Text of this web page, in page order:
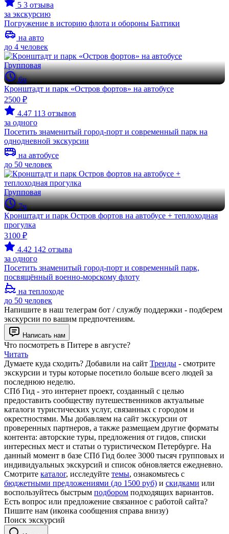
5 3 отзыва
за экскурсию
Погружение в историю флота и обороны Балтики
на авто
до 4 человек
Групповая
6ч
Кронштадт и парк «Остров фортов» на автобусе
2500 ₽
4.47 113 отзывов
за одного
Посетить знаменитый город-порт и современный парк на
однодневной экскурсии
на автобусе
до 50 человек
Групповая
7ч
Кронштадт и парк Остров фортов на автобусе + теплоходная
прогулка
3100 ₽
4.42 142 отзыва
за одного
Посетить знаменитый город-порт и современный парк,
посвящённый военно-морскому флоту
на теплоходе
до 50 человек
Напишите в наш телеграм бот / службу поддержки - подберем
экскурсии по вашим предпочтениям.
Написать нам
Что посмотреть в Питере в августе?
Читать
Думаете куда сходить? Добавили на сайт Тренды - смотрите
экскурсии и туры которые посетило больше всего людей за
последнюю неделю.
СПб Гид - это интернет проект, созданный с целью
предоставить сообществу путешественников актуальные
каталоги туристических услуг, связанных с городом и
окрестностями. Мы добавляем на сайт экскурсии от
проверенных партнеров, а также размещаем другие форматы
контента: авторские туры, предложения от гидов, списки
интересных мест и статьи о туристическом Петербурге. На
данный момент в базе СПб Гид более 3000 тысяч групповых и
индивидуальных экскурсий и список обновляется ежедневно.
Смотрите каталог, исследуйте темы, ознакомьтесь с
бюджетными предложениями (до 1500 руб) и скидками или
воспользуйтесь быстрым подбором подходящих вариантов.
Есть вопрос или предложение связанное с работой сайта?
Пишите нам (иконка сообщения справа внизу)
Поиск экскурсий